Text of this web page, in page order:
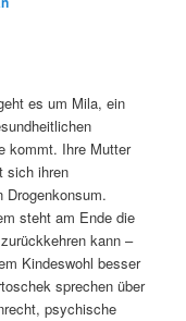
es um Mila, ein
kommt. Ihre Mutter
sich ihren
Drogenkonsum.
steht am Ende die
kann –
Kindeswohl besser
sprechen über
psychische